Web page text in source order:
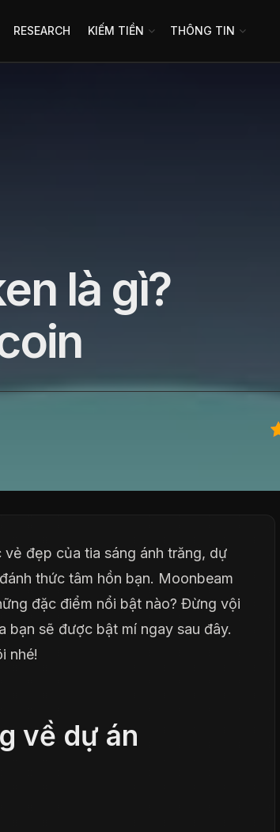
RESEARCH KIẾM TIỀN THÔNG TIN
là gì?
đẹp của tia sáng ánh trăng, dự
thức tâm hồn bạn. Moonbeam
đặc điểm nổi bật nào? Đừng vội
bạn sẽ được bật mí ngay sau đây.
nhé!
về dự án